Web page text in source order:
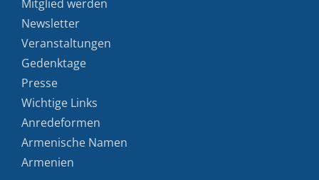
Mitglied werden
Newsletter
Veranstaltungen
Gedenktage
Presse
Wichtige Links
Anredeformen
Armenische Namen
Armenien